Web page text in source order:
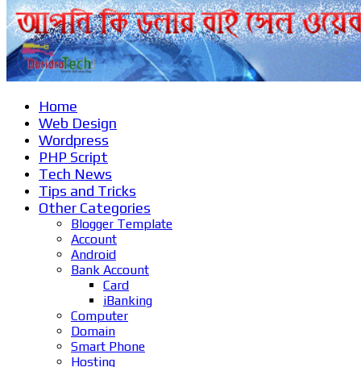
Home
Web Design
Wordpress
PHP Script
Tech News
Tips and Tricks
Other Categories
Blogger Template
Account
Android
Bank Account
Card
iBanking
Computer
Domain
Smart Phone
Hosting